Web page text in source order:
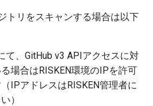
トリをスキャンする場合は以下
て、GitHub v3 APIアクセスに対
場合はRISKEN環境のIPを許可
IPアドレスはRISKEN管理者に
）